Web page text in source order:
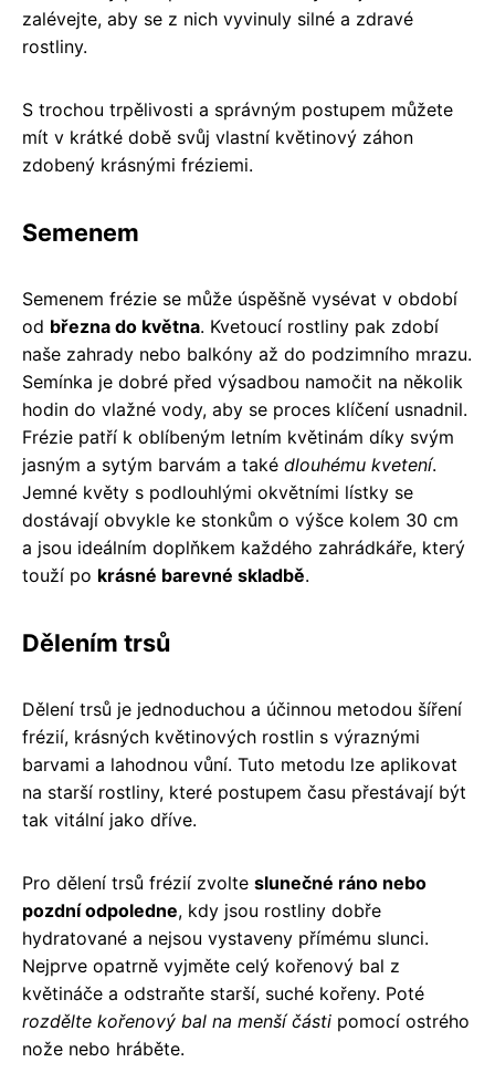
zalévejte, aby se z nich vyvinuly silné a zdravé
rostliny.
S trochou trpělivosti a správným postupem můžete
mít v krátké době svůj vlastní květinový záhon
zdobený krásnými fréziemi.
Semenem
Semenem frézie se může úspěšně vysévat v období
od března do května. Kvetoucí rostliny pak zdobí
naše zahrady nebo balkóny až do podzimního mrazu.
Semínka je dobré před výsadbou namočit na několik
hodin do vlažné vody, aby se proces klíčení usnadnil.
Frézie patří k oblíbeným letním květinám díky svým
jasným a sytým barvám a také dlouhému kvetení.
Jemné květy s podlouhlými okvětními lístky se
dostávají obvykle ke stonkům o výšce kolem 30 cm
a jsou ideálním doplňkem každého zahrádkáře, který
touží po krásné barevné skladbě.
Dělením trsů
Dělení trsů je jednoduchou a účinnou metodou šíření
frézií, krásných květinových rostlin s výraznými
barvami a lahodnou vůní. Tuto metodu lze aplikovat
na starší rostliny, které postupem času přestávají být
tak vitální jako dříve.
Pro dělení trsů frézií zvolte slunečné ráno nebo
pozdní odpoledne, kdy jsou rostliny dobře
hydratované a nejsou vystaveny přímému slunci.
Nejprve opatrně vyjměte celý kořenový bal z
květináče a odstraňte starší, suché kořeny. Poté
rozdělte kořenový bal na menší části pomocí ostrého
nože nebo hráběte.